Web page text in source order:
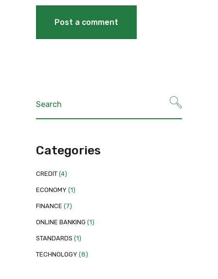
Categories
CREDIT (4)
ECONOMY (1)
FINANCE (7)
ONLINE BANKING (1)
STANDARDS (1)
TECHNOLOGY (8)